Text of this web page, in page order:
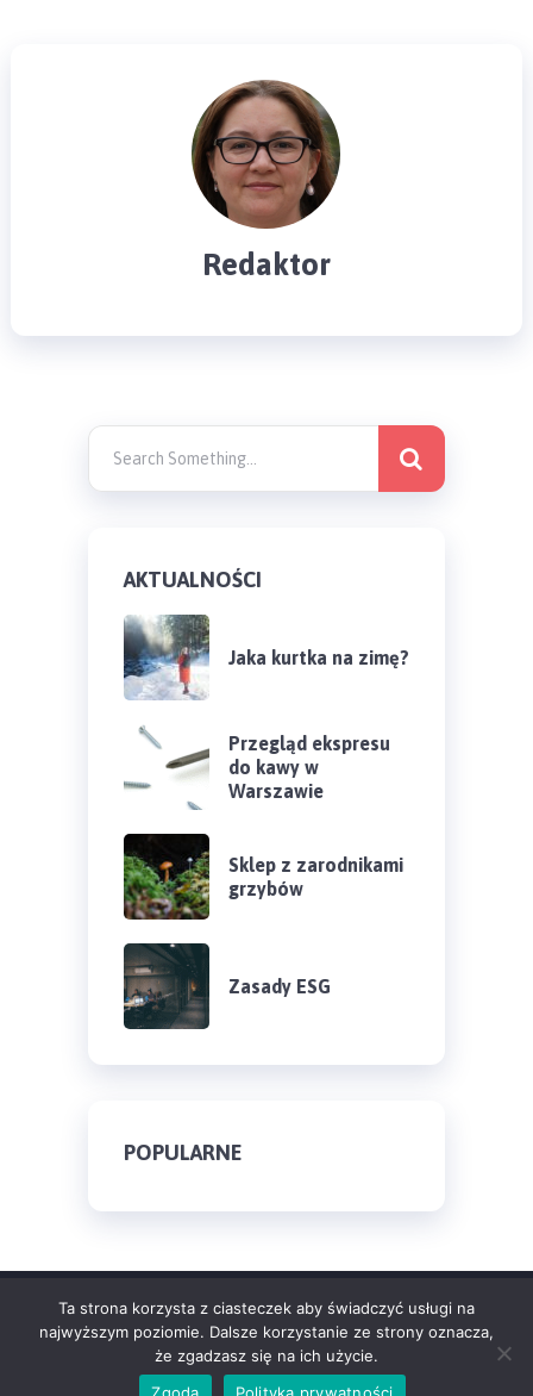
Redaktor
AKTUALNOŚCI
Jaka kurtka na zimę?
Przegląd ekspresu
do kawy w
Warszawie
Sklep z zarodnikami
grzybów
Zasady ESG
POPULARNE
© 2026 the Wwoof,
Theme byMyThemeShop. All rights reserved.
Ta strona korzysta z ciasteczek aby świadczyć usługi na
najwyższym poziomie. Dalsze korzystanie ze strony oznacza,
że zgadzasz się na ich użycie.
Zgoda
Polityka prywatności